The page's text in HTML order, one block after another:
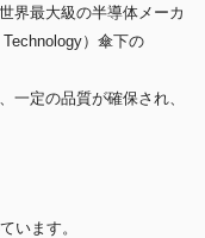
界最大級の半導体メーカ
）傘下の
一定の品質が確保され、
います。